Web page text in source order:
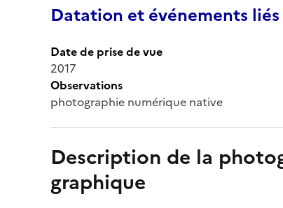
Datation et événements liés
Date de prise de vue
2017
Observations
photographie numérique native
Description de la
graphique